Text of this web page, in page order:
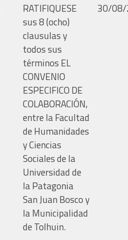
RATIFIQUESE
sus 8 (ocho)
clausulas y
todos sus
términos EL
CONVENIO
ESPECIFICO DE
COLABORACIÓN,
entre la Facultad
de Humanidades
y Ciencias
Sociales de la
Universidad de
la Patagonia
San Juan Bosco y
la Municipalidad
de Tolhuin.
30/